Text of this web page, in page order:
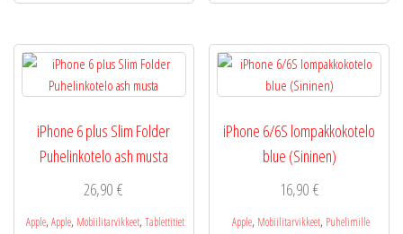
iPhone 6 plus Slim Folder
Puhelinkotelo ash musta
26,90€
Apple, Apple, Mobiilitarvikkeet, Tablettitiet
iPhone 6/6S lompakkokotelo
blue (Sininen)
16,90 €
Apple, Mobiilitarvikkeet, Puhelimille